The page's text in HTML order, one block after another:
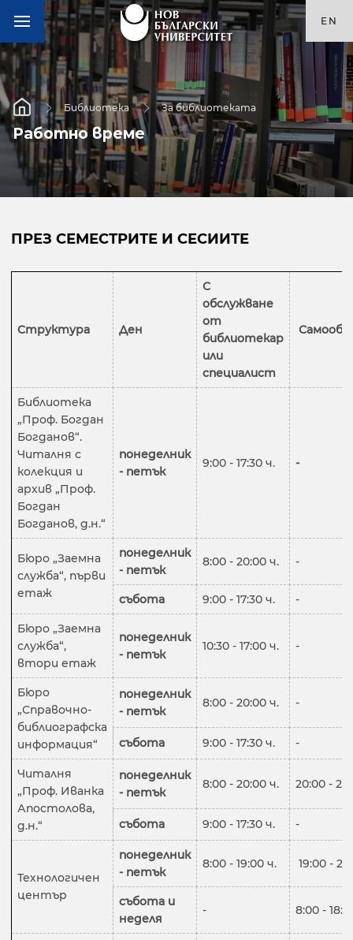
EN
Библиотека За библиотеката
Работно време
ПРЕЗ СЕМЕСТРИТЕ И СЕСИИТЕ
Структура Ден
С
обслужване
от
библиотекар
или
специалист
Библиотека
„Проф. Богдан
Богданов“.
Читалня с
колекция и
архив „Проф.
Богдан
Богданов, д.н.“
понеделник
- петък
9:00 - 17:30 ч. -
Бюро „Заемна
служба“, първи
етаж
понеделник
- петък
8:00 - 20:00 ч. -
събота 9:00 - 17:30 ч. -
Бюро „Заемна
служба“,
втори етаж
понеделник
- петък
10:30 - 17:00 ч. -
Бюро
„Справочно-
библиографска
информация“
понеделник
- петък
8:00 - 20:00 ч. -
събота 9:00 - 17:30 ч. -
Читалня
„Проф. Иванка
Апостолова,
д.н.“
понеделник
- петък
8:00 - 20:00 ч. 20:00 -
събота 9:00 - 17:30 ч. -
Технологичен
център
понеделник
- петък
8:00 - 19:00 ч. 19:00 -
събота и
неделя
- 8:00 -